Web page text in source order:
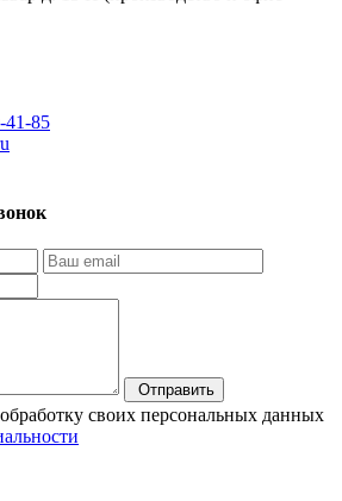
41-85
Отправить
своих персональных данных